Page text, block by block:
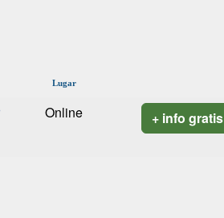
Lugar
Online + info gratis